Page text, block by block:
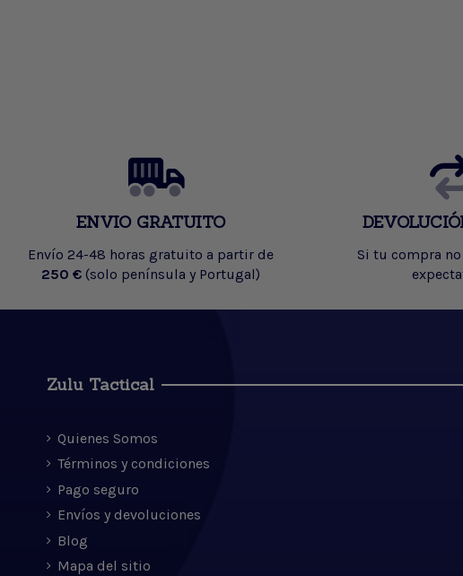
ENVIO GRATUITO
Envío 24-48 horas gratuito a partir de
250 € (solo península y Portugal)
Si tu compra
Zulu Tactical
Quienes Somos
Términos y condiciones
Pago seguro
Envíos y devoluciones
Blog
Mapa del sitio